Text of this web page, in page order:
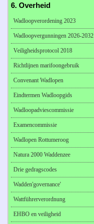
6. Overheid
Wadloopverordening 2023
Wadloopvergunningen 2026-2032
Veiligheidsprotocol 2018
Richtlijnen marifoongebruik
Convenant Wadlopen
Eindtermen Wadloopgids
Wadloopadviescommissie
Examencommissie
Wadlopen Rottumeroog
Natura 2000 Waddenzee
Drie gedragscodes
Wadden'governance'
Wattführerverordnung
EHBO en veiligheid